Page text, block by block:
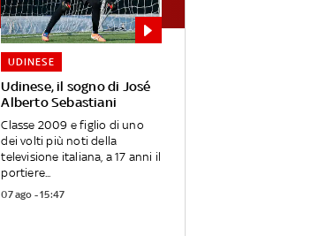
Udinese, il sogno di José
Alberto Sebastiani
UDINESE
Classe 2009 e figlio di uno
dei volti più noti della
televisione italiana, a 17 anni il
portiere...
07 ago - 15:47